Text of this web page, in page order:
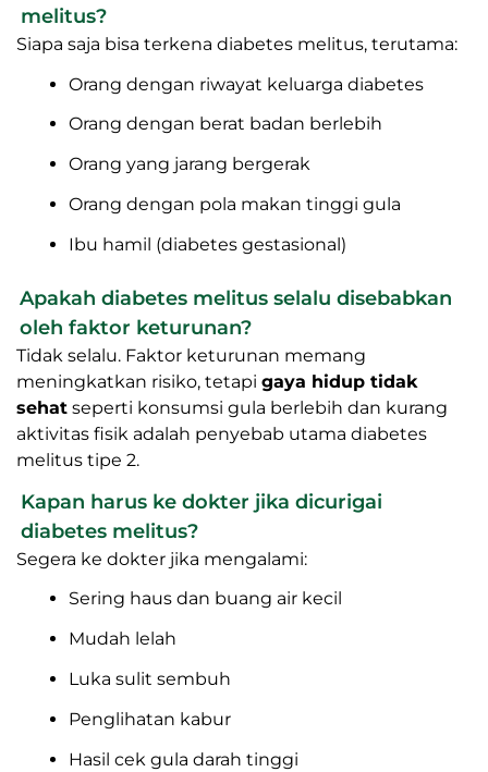
melitus?
Siapa saja bisa terkena diabetes melitus, terutama:
Orang dengan riwayat keluarga diabetes
Orang dengan berat badan berlebih
Orang yang jarang bergerak
Orang dengan pola makan tinggi gula
Ibu hamil (diabetes gestasional)
Apakah diabetes melitus selalu disebabkan
oleh faktor keturunan?
Tidak selalu. Faktor keturunan memang
meningkatkan risiko, tetapi gaya hidup tidak
sehat seperti konsumsi gula berlebih dan kurang
aktivitas fisik adalah penyebab utama diabetes
melitus tipe 2.
Kapan harus ke dokter jika dicurigai
diabetes melitus?
Segera ke dokter jika mengalami:
Sering haus dan buang air kecil
Mudah lelah
Luka sulit sembuh
Penglihatan kabur
Hasil cek gula darah tinggi